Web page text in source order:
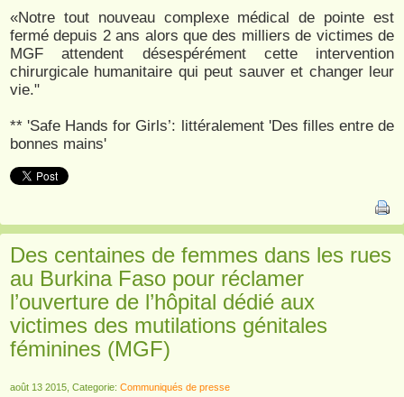
«Notre tout nouveau complexe médical de pointe est
fermé depuis 2 ans alors que des milliers de victimes de
MGF attendent désespérément cette intervention
chirurgicale humanitaire qui peut sauver et changer leur
vie."
** 'Safe Hands for Girls’: littéralement 'Des filles entre de
bonnes mains'
Des centaines de femmes dans les rues
au Burkina Faso pour réclamer
l’ouverture de l’hôpital dédié aux
victimes des mutilations génitales
féminines (MGF)
août 13 2015, Categorie: Communiqués de presse